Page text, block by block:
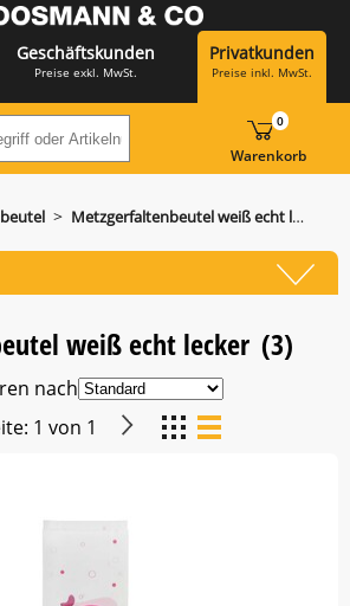
Geschäftskunden
Preise exkl. MwSt.
Privatkunden
Preise inkl. MwSt.
Suchbegriff oder Artikelnummer hier
Warenkorb
0
> Metzgerfaltenbeutel weiß echt lecker
weiß echt lecker (3)
nach
1 von 1